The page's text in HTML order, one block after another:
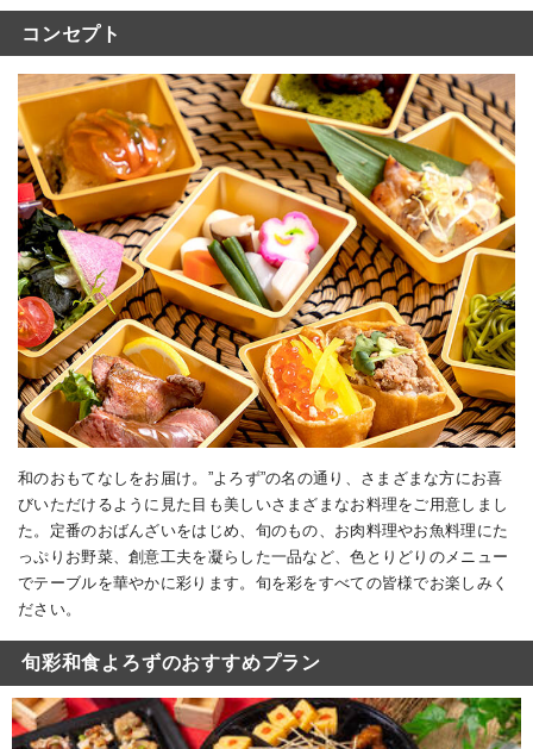
コンセプト
和のおもてなしをお届け。”よろず”の名の通り、さまざまな方にお喜
びいただけるように見た目も美しいさまざまなお料理をご用意しまし
た。定番のおばんざいをはじめ、旬のもの、お肉料理やお魚料理にた
っぷりお野菜、創意工夫を凝らした一品など、色とりどりのメニュー
でテーブルを華やかに彩ります。旬を彩をすべての皆様でお楽しみく
ださい。
旬彩和食よろずのおすすめプラン